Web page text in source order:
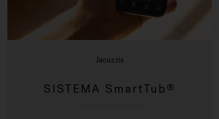
Jacuzzis
SISTEMA SmartTub ®